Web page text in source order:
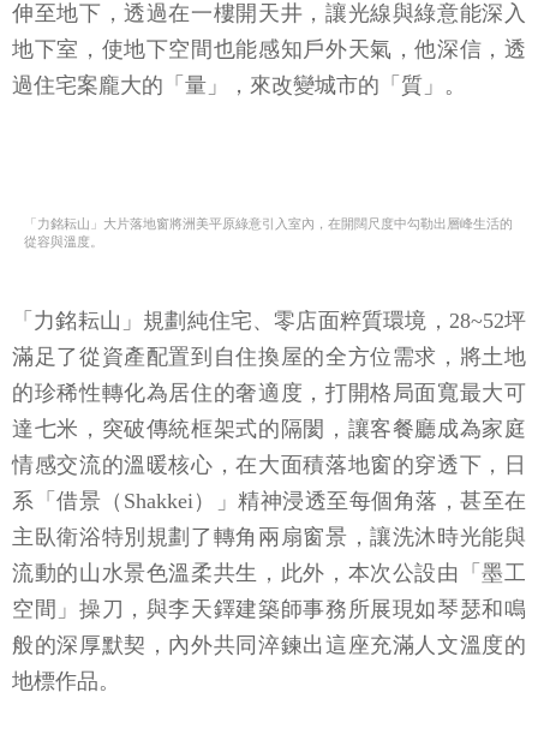
伸至地下，透過在一樓開天井，讓光線與綠意能深入
地下室，使地下空間也能感知戶外天氣，他深信，透
過住宅案龐大的「量」，來改變城市的「質」。
「力銘耘山」大片落地窗將洲美平原綠意引入室內，在開闊尺度中勾勒出層峰生活的
從容與溫度。
「力銘耘山」規劃純住宅、零店面粹質環境，28~52坪
滿足了從資產配置到自住換屋的全方位需求，將土地
的珍稀性轉化為居住的奢適度，打開格局面寬最大可
達七米，突破傳統框架式的隔閡，讓客餐廳成為家庭
情感交流的溫暖核心，在大面積落地窗的穿透下，日
系「借景（Shakkei）」精神浸透至每個角落，甚至在
主臥衛浴特別規劃了轉角兩扇窗景，讓洗沐時光能與
流動的山水景色溫柔共生，此外，本次公設由「墨工
空間」操刀，與李天鐸建築師事務所展現如琴瑟和鳴
般的深厚默契，內外共同淬鍊出這座充滿人文溫度的
地標作品。